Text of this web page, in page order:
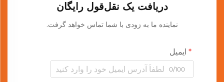
دریافت یک نقل‌قول رایگان
نماینده ما به زودی با شما تماس خواهد گرفت.
ایمیل
0/100